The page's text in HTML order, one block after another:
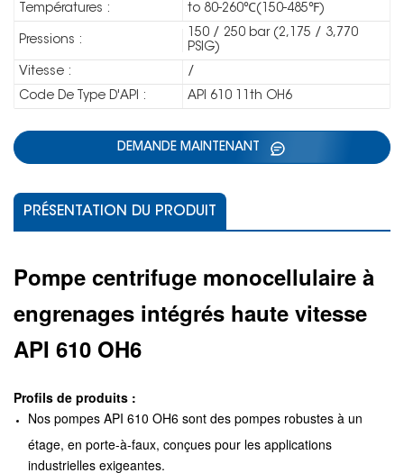
Températures :
to 80-260℃(150-485℉)
Pressions :
150 / 250 bar (2,175 / 3,770
PSIG)
Vitesse :
/
Code De Type D'API :
API 610 11th OH6
DEMANDE MAINTENANT
PRÉSENTATION DU PRODUIT
Pompe centrifuge monocellulaire à
engrenages intégrés haute vitesse
API 610 OH6
Profils de produits :
Nos pompes API 610 OH6 sont des pompes robustes à un
étage, en porte-à-faux, conçues pour les applications
industrielles exigeantes.